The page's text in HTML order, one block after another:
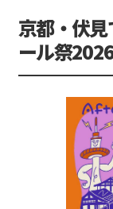
京都・伏
ール祭